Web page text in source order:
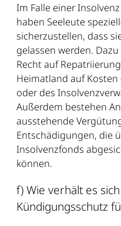
Im Falle einer
haben Seeleute
sicherzustellen, dass
gelassen werden.
Recht auf
Heimatland auf Kosten
oder des
Außerdem bestehen
ausstehende
Entschädigungen, die
Insolvenzfonds
können.
f) Wie verhält es
Kündigungsschutz